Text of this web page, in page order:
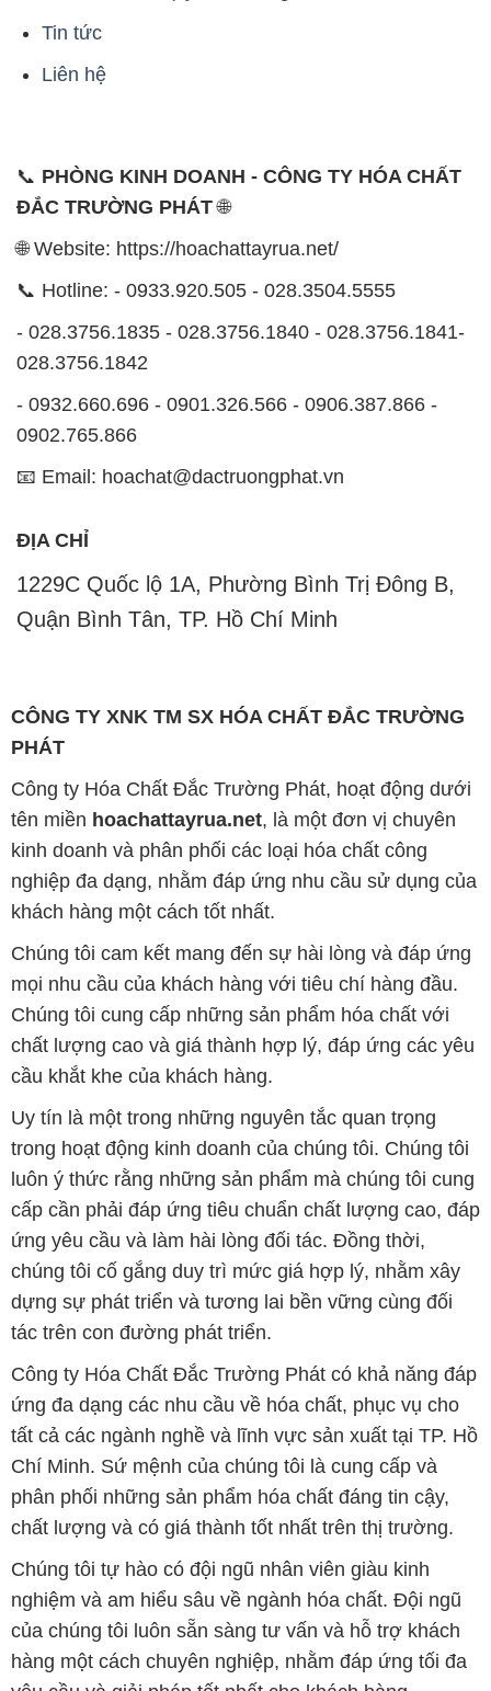
📞
PHÒNG KINH DOANH - CÔNG TY HÓA CHẤT
ĐẮC TRƯỜNG PHÁT
- 028.3756.1835 - 028.3756.1840 - 028.3756.1841-
0902.765.866
📧 Email: hoachat@dactruongphat.vn
ĐỊA CHỈ
1229C Quốc lộ 1A, Phường Bình Trị Đông B,
Quận Bình Tân, TP. Hồ Chí Minh
CÔNG TY XNK TM SX HÓA CHẤT ĐẮC TRƯỜNG
PHÁT
kinh doanh và phân phối các loại hóa chất công
nghiệp đa dạng, nhằm đáp ứng nhu cầu sử dụng của
khách hàng một cách tốt nhất.
Chúng tôi cam kết mang đến sự hài lòng và đáp ứng
mọi nhu cầu của khách hàng với tiêu chí hàng đầu.
Chúng tôi cung cấp những sản phẩm hóa chất với
chất lượng cao và giá thành hợp lý, đáp ứng các yêu
cầu khắt khe của khách hàng.
Uy tín là một trong những nguyên tắc quan trọng
trong hoạt động kinh doanh của chúng tôi. Chúng tôi
luôn ý thức rằng những sản phẩm mà chúng tôi cung
cấp cần phải đáp ứng tiêu chuẩn chất lượng cao, đáp
ứng yêu cầu và làm hài lòng đối tác. Đồng thời,
chúng tôi cố gắng duy trì mức giá hợp lý, nhằm xây
dựng sự phát triển và tương lai bền vững cùng đối
tác trên con đường phát triển.
Công ty Hóa Chất Đắc Trường Phát có khả năng đáp
ứng đa dạng các nhu cầu về hóa chất, phục vụ cho
tất cả các ngành nghề và lĩnh vực sản xuất tại TP. Hồ
Chí Minh. Sứ mệnh của chúng tôi là cung cấp và
phân phối những sản phẩm hóa chất đáng tin cậy,
chất lượng và có giá thành tốt nhất trên thị trường.
Chúng tôi tự hào có đội ngũ nhân viên giàu kinh
nghiệm và am hiểu sâu về ngành hóa chất. Đội ngũ
của chúng tôi luôn sẵn sàng tư vấn và hỗ trợ khách
hàng một cách chuyên nghiệp, nhằm đáp ứng tối đa
yêu cầu và giải pháp tốt nhất cho khách hàng.
Để biết thêm thông tin chi tiết và được tư vấn, quý
khách hàng có thể truy cập vào trang web của chúng
tôi tại địa chỉ hoachattayrua.net. Chúng tôi rất mong